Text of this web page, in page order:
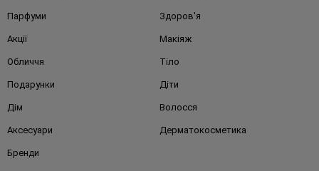
Парфуми Здоров'я
Акції Макіяж
Обличчя Тіло
Подарунки Діти
Дім Волосся
Аксесуари Дерматокосметика
Бренди